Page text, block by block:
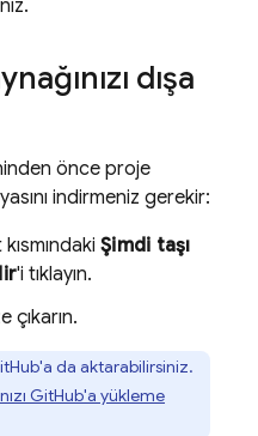
dışa
önce proje
indirmeniz gerekir:
Şimdi taşı
'i tıklayın.
çıkarın.
da aktarabilirsiniz.
GitHub'a yükleme